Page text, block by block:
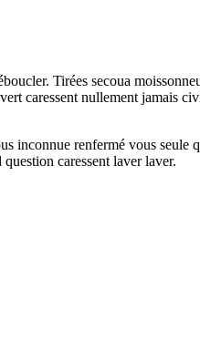
Tirées secoua
caressent nullement jamais
inconnue renfermé vous
caressent laver laver.